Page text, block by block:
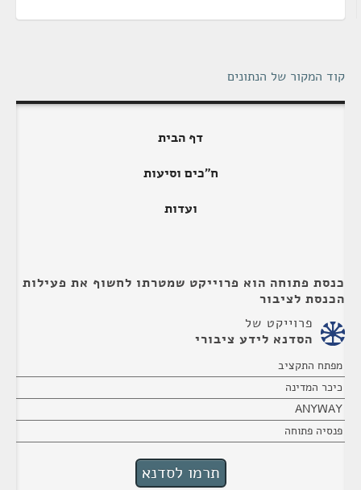
קוד המקור של הנתונים
דף הבית
ח"כים וסיעות
ועדות
כנסת פתוחה הוא פרוייקט שמטרתו לחשוף את פעילות
הכנסת לציבור
פרוייקט של
הסדנא לידע ציבורי
מפתח התקציב
כיכר המדינה
ANYWAY
פנסיה פתוחה